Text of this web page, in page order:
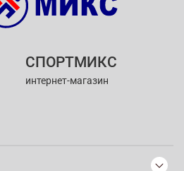
СПОРТМИКС
интернет-магазин